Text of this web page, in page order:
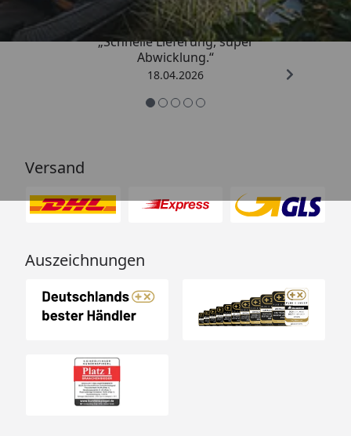
„Schnelle Lieferung, super
Abwicklung.“
18.04.2026
Versand
Auszeichnungen